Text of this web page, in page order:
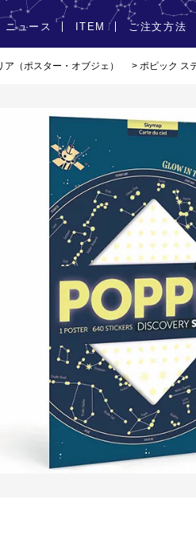
ニュース ITEM ご注文方法
ア（ポスター・オブジェ） > ポピック ス